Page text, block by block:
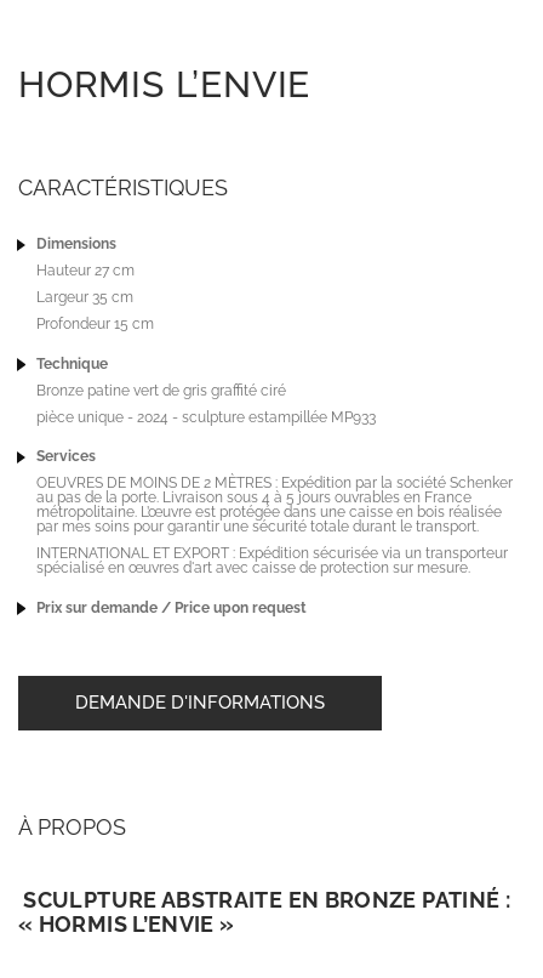
HORMIS L’ENVIE
CARACTÉRISTIQUES
Dimensions
Hauteur 27 cm
Largeur 35 cm
Profondeur 15 cm
Technique
Bronze patine vert de gris graffité ciré
pièce unique - 2024 - sculpture estampillée MP933
Services
OEUVRES DE MOINS DE 2 MÈTRES : Expédition par la société Schenker
au pas de la porte. Livraison sous 4 à 5 jours ouvrables en France
métropolitaine. L’œuvre est protégée dans une caisse en bois réalisée
par mes soins pour garantir une sécurité totale durant le transport.
INTERNATIONAL ET EXPORT : Expédition sécurisée via un transporteur
spécialisé en œuvres d'art avec caisse de protection sur mesure.
Prix sur demande / Price upon request
DEMANDE D'INFORMATIONS
À PROPOS
SCULPTURE ABSTRAITE EN BRONZE PATINÉ :
« HORMIS L’ENVIE »